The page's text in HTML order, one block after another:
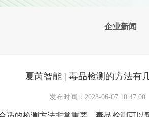
企业新闻
夏芮智能 | 毒品检测的方法有
发布时间：2023-06-07 10:47:00